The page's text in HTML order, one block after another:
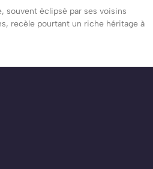
souvent éclipsé par ses voisins
recèle pourtant un riche héritage à